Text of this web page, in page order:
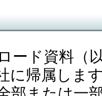
ード資料（
に帰属しま